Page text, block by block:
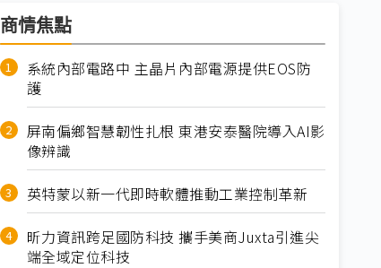
商情焦點
系統內部電路中 主晶片內部電源提供EOS防
護
屏南偏鄉智慧韌性扎根 東港安泰醫院導入AI影
像辨識
英特蒙以新一代即時軟體推動工業控制革新
昕力資訊跨足國防科技 攜手美商Juxta引進尖
端全域定位科技